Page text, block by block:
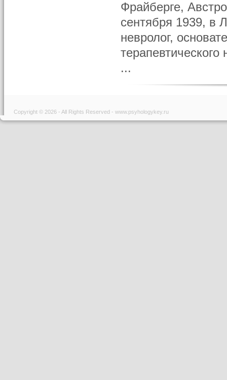
Фрайберге,
сентября 1939, в
невролог,
...
Copyright © 2026 - All Rights Reserved - www.psyhologykey.ru